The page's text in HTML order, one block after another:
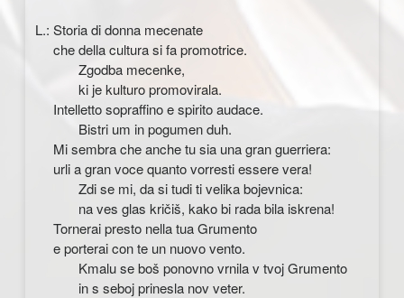
L.: Storia di donna mecenate
che della cultura si fa promotrice.
Zgodba mecenke,
ki je kulturo promovirala.
Intelletto sopraffino e spirito audace.
Bistri um in pogumen duh.
Mi sembra che anche tu sia una gran guerriera:
urli a gran voce quanto vorresti essere vera!
Zdi se mi, da si tudi ti velika bojevnica:
na ves glas kričiš, kako bi rada bila iskrena!
Tornerai presto nella tua Grumento
e porterai con te un nuovo vento.
Kmalu se boš ponovno vrnila v tvoj Grumento
in s seboj prinesla nov veter.